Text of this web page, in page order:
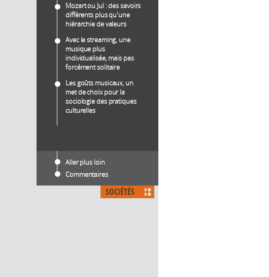
Mozart ou Jul : des savoirs
différents plus qu'une
hiérarchie de valeurs
Avec le streaming, une
musique plus
individualisée, mais pas
forcément solitaire
Les goûts musicaux, un
met de choix pour la
sociologie des pratiques
culturelles
Aller plus loin
Commentaires
SOCIÉTÉS